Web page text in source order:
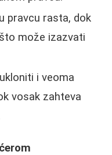
pravcu rasta, dok
može izazvati
i veoma
vosak zahteva